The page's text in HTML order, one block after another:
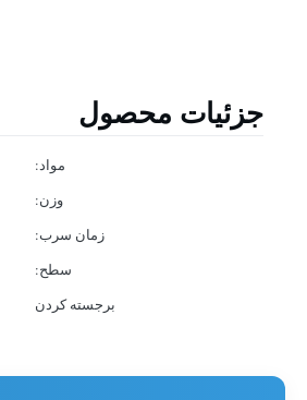
جزئیات محصول
مواد:
وزن:
زمان سرب:
سطح:
برجسته کردن